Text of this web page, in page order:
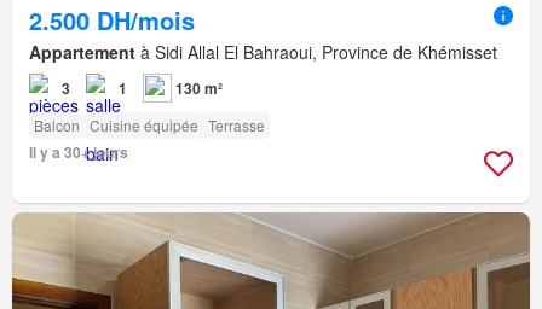
2.500 DH/mois
Appartement à Sidi Allal El Bahraoui, Province de Khémisset
3 1 130 m²
Balcon Cuisine équipée Terrasse
Il y a 30+ jours